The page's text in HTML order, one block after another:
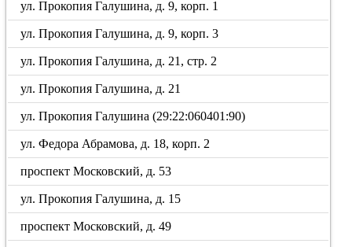
ул. Прокопия Галушина, д. 9, корп. 1
ул. Прокопия Галушина, д. 9, корп. 3
ул. Прокопия Галушина, д. 21, стр. 2
ул. Прокопия Галушина, д. 21
ул. Прокопия Галушина (29:22:060401:90)
ул. Федора Абрамова, д. 18, корп. 2
проспект Московский, д. 53
ул. Прокопия Галушина, д. 15
проспект Московский, д. 49